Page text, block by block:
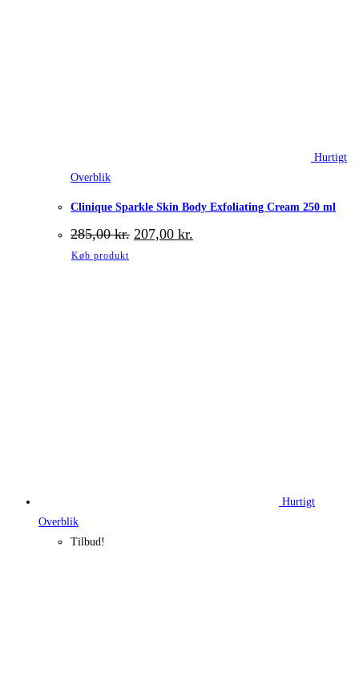
Hurtigt
Overblik
Clinique Sparkle Skin Body Exfoliating Cream 250 ml
285,00kr. Den
oprindelige
207,00 kr.
aktuelle
Køb produkt
Hurtigt
Overblik
Tilbud!